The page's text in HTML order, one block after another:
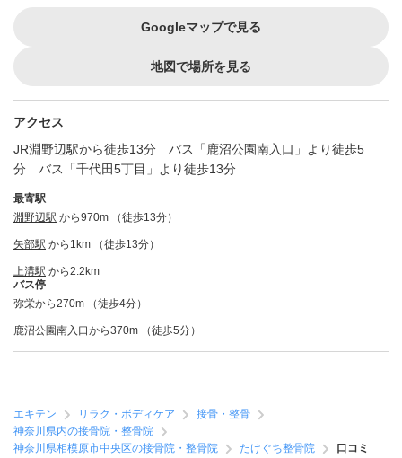
Googleマップで見る
地図で場所を見る
アクセス
JR淵野辺駅から徒歩13分 バス「鹿沼公園南入口」より徒歩5
分 バス「千代田5丁目」より徒歩13分
最寄駅
淵野辺駅 から970m （徒歩13分）
矢部駅 から1km （徒歩13分）
上溝駅 から2.2km
バス停
弥栄から270m （徒歩4分）
鹿沼公園南入口から370m （徒歩5分）
エキテン リラク・ボディケア
接骨・整骨
神奈川県内の接骨院・整骨院
神奈川県相模原市中央区の接骨院・整骨院
たけぐち整骨院
口コミ